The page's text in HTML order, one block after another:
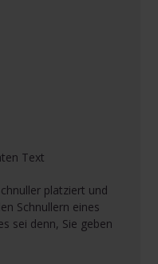
Text
platziert und
Schnullern eines
sei denn, Sie geben